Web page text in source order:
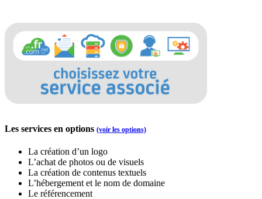
Les services en options (voir les options)
La création d’un logo
L’achat de photos ou de visuels
La création de contenus textuels
L’hébergement et le nom de domaine
Le référencement